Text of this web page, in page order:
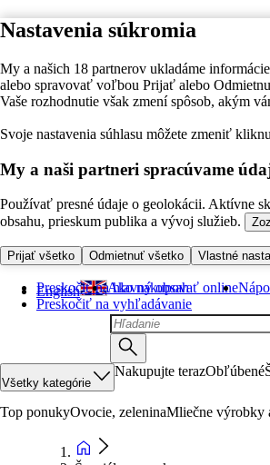
Nastavenia súkromia
My a našich 18 partnerov ukladáme
alebo spravovať voľbou Prijať alebo
Vaše rozhodnutie však zmení spôsob, akým
Svoje nastavenia súhlasu môžete zmeniť
My a naši partneri spracúvame
Používať presné údaje o geolokácii. Aktívne
obsahu, prieskum publika a vývoj služieb.
Prijať všetko Odmietnuť všetko Vlastné
Preskočiť na hlavný obsah
Preskočiť na vyhľadávanie
English Ako nakupovať online
Všetky kategórie
Nakupujte terazObľúbené
Top ponukyOvocie, zeleninaMliečne výrobky